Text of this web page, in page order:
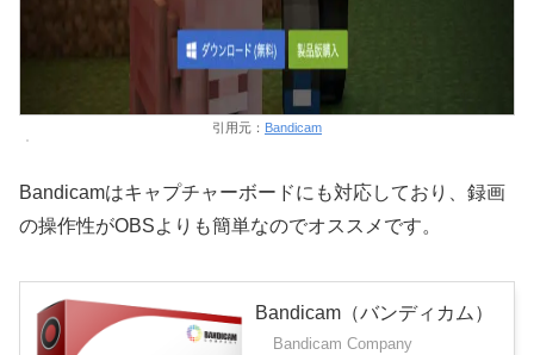
引用元： Bandicam
Bandicamはキャプチャーボードにも対応しており、録画
の操作性がOBSよりも簡単なのでオススメです。
Bandicam（バンディカム）
Bandicam Company